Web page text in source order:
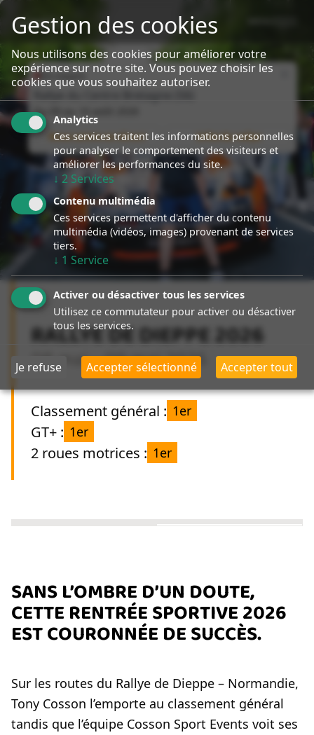
sport event
Specialiste Porsche Rallye
En cours
Du
Nous suivre en direct Infos du rallye
RALLYE DE DIEPPE 2026
08 mai - 09mai 2026
Classement général : 1er
GT+ : 1er
2 roues motrices : 1er
SANS L’OMBRE D’UN DOUTE,
CETTE RENTRÉE SPORTIVE 2026
EST COURONNÉE DE SUCCÈS.
Sur les routes du Rallye de Dieppe – Normandie,
Tony Cosson l’emporte au classement général
tandis que l’équipe Cosson Sport Events voit ses
Gestion des cookies
Nous utilisons des cookies pour améliorer votre
expérience sur notre site. Vous pouvez choisir les
cookies que vous souhaitez autoriser.
Analytics
Ces services traitent les informations personnelles
pour analyser le comportement des visiteurs et
améliorer les performances du site.
↓ 2 Services
Contenu multimédia
Ces services permettent d'afficher du contenu
multimédia (vidéos, images) provenant de services
tiers.
↓ 1 Service
Activer ou désactiver tous les services
Utilisez ce commutateur pour activer ou désactiver
tous les services.
Je refuse Accepter sélectionné Accepter tout